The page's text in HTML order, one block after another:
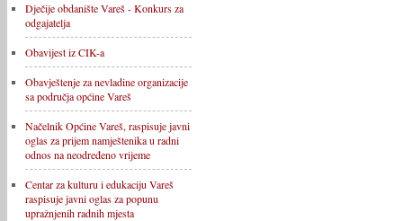
Dječije obdanište Vareš - Konkurs za
odgajatelja
Obavijest iz CIK-a
Obavještenje za nevladine organizacije
sa područja općine Vareš
Načelnik Općine Vareš, raspisuje javni
oglas za prijem namještenika u radni
odnos na neodređeno vrijeme
Centar za kulturu i edukaciju Vareš
raspisuje javni oglas za popunu
upražnjenih radnih mjesta